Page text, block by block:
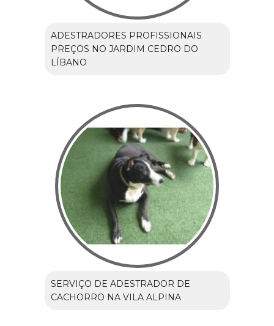
ADESTRADORES PROFISSIONAIS
PREÇOS NO JARDIM CEDRO DO
LÍBANO
SERVIÇO DE ADESTRADOR DE
CACHORRO NA VILA ALPINA